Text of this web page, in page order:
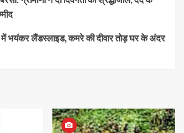
भयंकर लैंडस्लाइड, कमरे की दीवार तोड़ घर के अंदर